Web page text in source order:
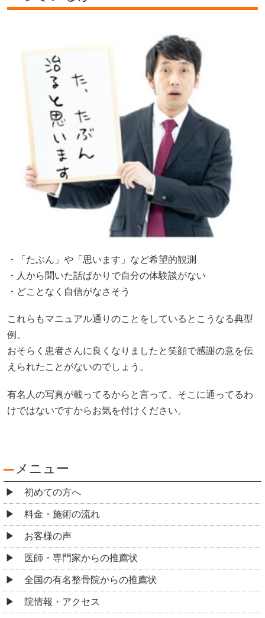
・「たぶん」や「思います」など希望的観測
・人から聞いた話ばかりで自分の体験談がない
・どことなく自信がなさそう
これらもマニュアル通りのことをしているとこうなる典型
例。
おそらく患者さんに良くなりましたと笑顔で感謝の意を伝
えられたことがないのでしょう。
有名人の写真が載ってるからと言って、そこに通ってるわ
けではないですからお気を付けください。
メニュー
初めての方へ
料金・施術の流れ
お客様の声
医師・専門家からの推薦状
全国の有名整骨院からの推薦状
院情報・アクセス